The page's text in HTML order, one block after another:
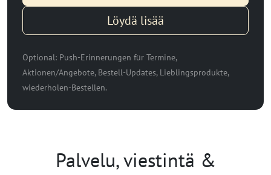
Löydä lisää
Optional: Push-Erinnerungen für Termine,
Aktionen/Angebote, Bestell-Updates, Lieblingsprodukte,
wiederholen-Bestellen.
Palvelu, viestintä &